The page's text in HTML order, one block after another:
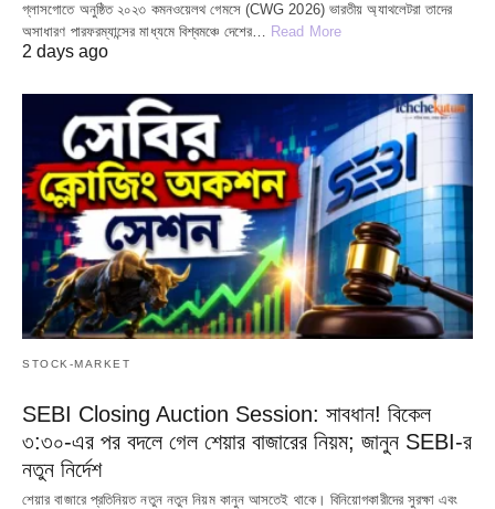
গ্লাসগোতে অনুষ্ঠিত ২০২৩ কমনওয়েলথ গেমসে (CWG 2026) ভারতীয় অ্যাথলেটরা তাদের
অসাধারণ পারফরম্যান্সের মাধ্যমে বিশ্বমঞ্চে দেশের… Read More
2 days ago
STOCK-MARKET
SEBI Closing Auction Session: সাবধান! বিকেল
৩:৩০-এর পর বদলে গেল শেয়ার বাজারের নিয়ম; জানুন SEBI-র
নতুন নির্দেশ
শেয়ার বাজারে প্রতিনিয়ত নতুন নতুন নিয়ম কানুন আসতেই থাকে। বিনিয়োগকারীদের সুরক্ষা এবং